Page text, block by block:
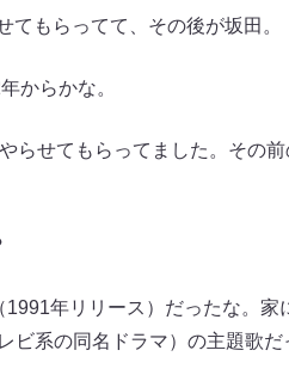
もらってて、その後が坂田。
からかな。
せてもらってました。その
年リリース）だったな。家
系の同名ドラマ）の主題歌だ